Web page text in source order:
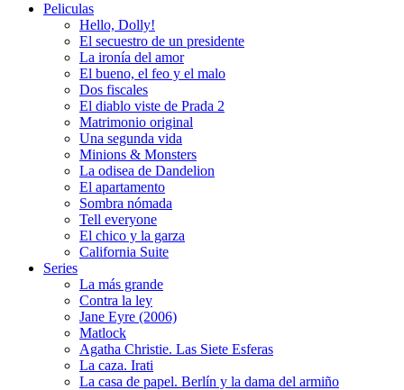
Peliculas
Hello, Dolly!
El secuestro de un presidente
La ironía del amor
El bueno, el feo y el malo
Dos fiscales
El diablo viste de Prada 2
Matrimonio original
Una segunda vida
Minions & Monsters
La odisea de Dandelion
El apartamento
Sombra nómada
Tell everyone
El chico y la garza
California Suite
Series
La más grande
Contra la ley
Jane Eyre (2006)
Matlock
Agatha Christie. Las Siete Esferas
La caza. Irati
La casa de papel. Berlín y la dama del armiño